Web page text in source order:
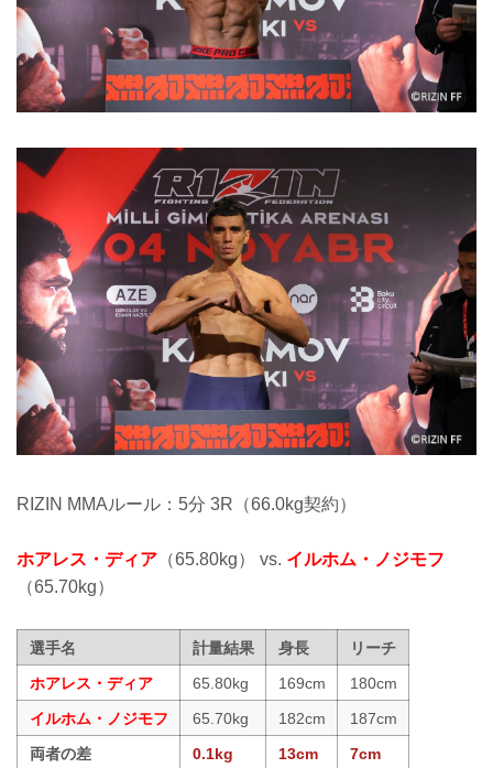
RIZIN MMAルール：5分 3R（66.0kg契約）
ホアレス・ディア （65.80kg） vs. イルホム・ノジモフ
（65.70kg）
選手名 計量結果 身長
リーチ
ホアレス・ディア
65.80kg 169cm
180cm
イルホム・ノジモフ
65.70kg 182cm
187cm
両者の差
0.1kg 13cm 7cm